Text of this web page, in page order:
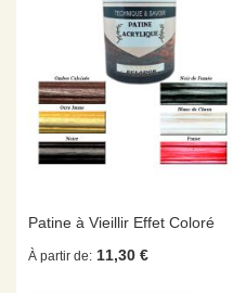
Patine à Vieillir Effet Coloré
À partir de 11,30 €